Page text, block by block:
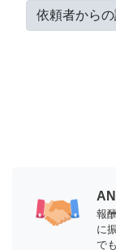
依頼者から
報
に
で